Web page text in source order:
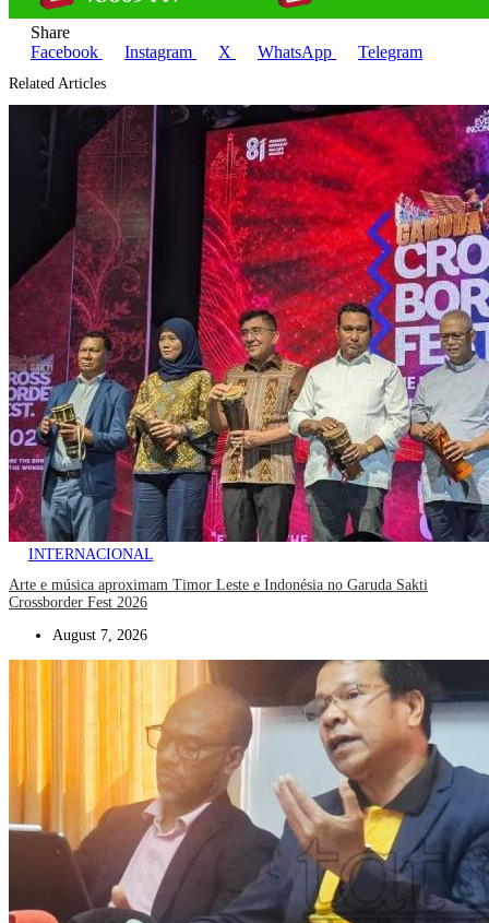
Share
Facebook
Instagram X WhatsApp Telegram
Related Articles
INTERNACIONAL
Arte e música aproximam Timor Leste e Indonésia no Garuda Sakti
Crossborder Fest 2026
August 7, 2026